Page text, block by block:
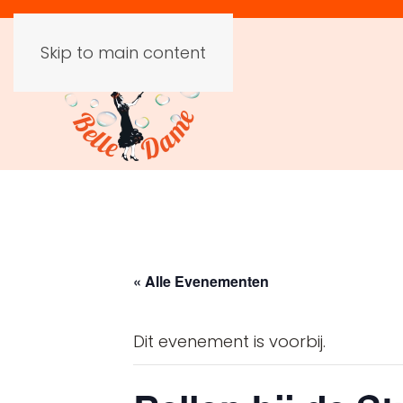
Skip to main content
« Alle Evenementen
Dit evenement is voorbij.